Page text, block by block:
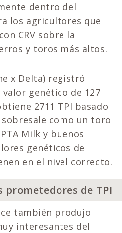
dentro del
los agricultores que
CRV sobre la
y toros más altos.
x Delta) registró
genético de 127
2711 TPI basado
sobresale como un toro
Milk y buenos
genéticos de
en el nivel correcto.
prometedores de TPI
también produjo
interesantes del